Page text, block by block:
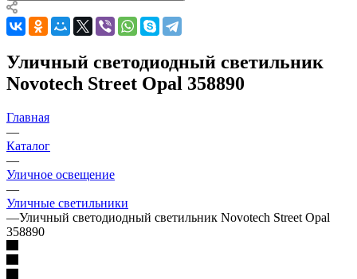
Уличный светодиодный светильник
Novotech Street Opal 358890
Главная
—
Каталог
—
Уличное освещение
—
Уличные светильники
—Уличный светодиодный светильник Novotech Street Opal
358890